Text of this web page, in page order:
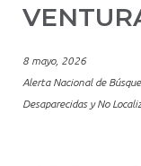
8 mayo, 2026
Alerta Nacional de
Desaparecidas y No